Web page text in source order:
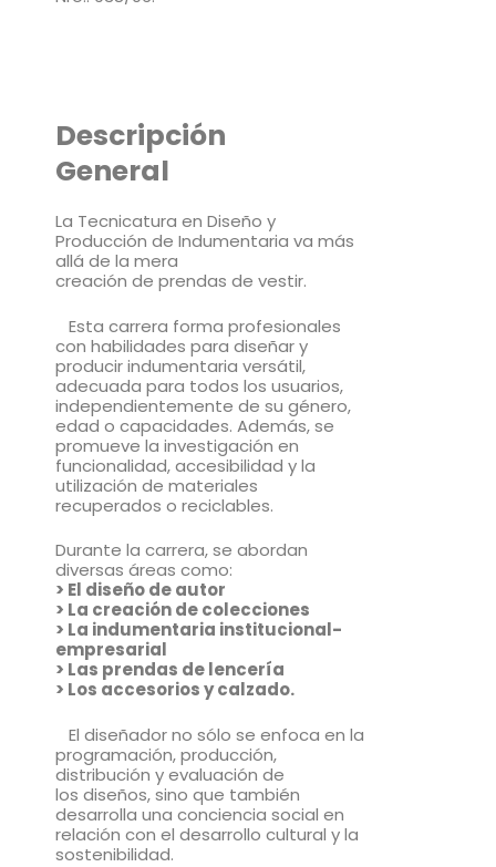
Descripción
General
La Tecnicatura en Diseño y
Producción de Indumentaria va más
allá de la mera
creación de prendas de vestir.
Esta carrera forma profesionales
con habilidades para diseñar y
producir indumentaria versátil,
adecuada para todos los usuarios,
independientemente de su género,
edad o capacidades. Además, se
promueve la investigación en
funcionalidad, accesibilidad y la
utilización de materiales
recuperados o reciclables.
Durante la carrera, se abordan
diversas áreas como:
> El diseño de autor
> La creación de colecciones
> La indumentaria institucional-
empresarial
> Las prendas de lencería
> Los accesorios ycalzado.
El diseñador no sólo se enfoca en la
programación, producción,
distribución y evaluación de
los diseños, sino que también
desarrolla una conciencia social en
relación con el desarrollo cultural y la
sostenibilidad.